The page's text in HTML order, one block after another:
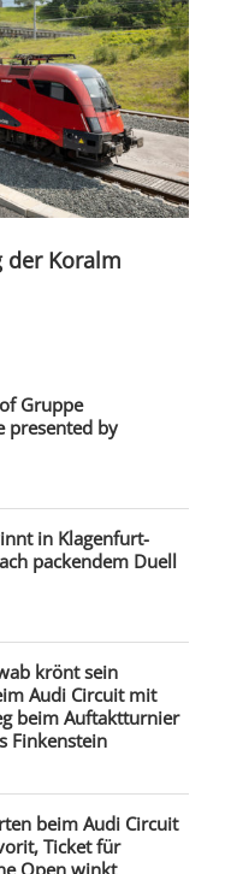
der Koralm
Gruppe
presented by
in Klagenfurt-
packendem Duell
krönt sein
Audi Circuit mit
beim Auftaktturnier
Finkenstein
beim Audi Circuit
Ticket für
Open winkt